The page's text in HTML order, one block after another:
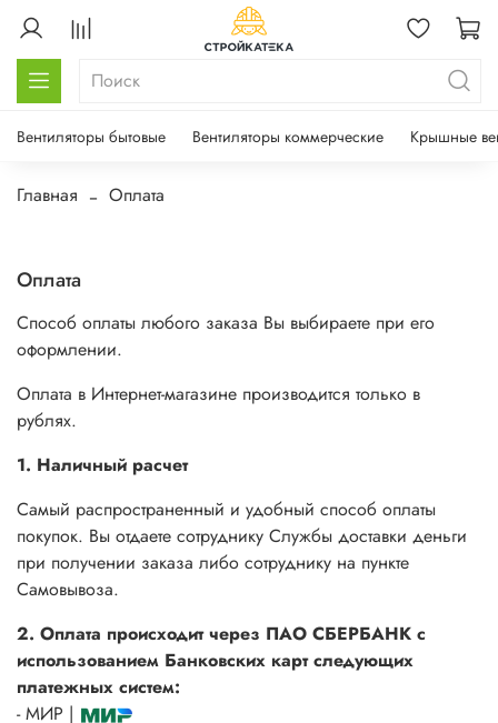
Вентиляторы бытовые Вентиляторы коммерческие Крышные
Главная Оплата
Оплата
Способ оплаты любого заказа Вы выбираете при его
оформлении.
Оплата в Интернет-магазине производится только в
рублях.
1. Наличный расчет
Самый распространенный и удобный способ оплаты
покупок. Вы отдаете сотруднику Службы доставки деньги
при получении заказа либо сотруднику на пункте
Самовывоза.
2. Оплата происходит через ПАО СБЕРБАНК с
использованием Банковских карт следующих
платежных систем:
- МИР |